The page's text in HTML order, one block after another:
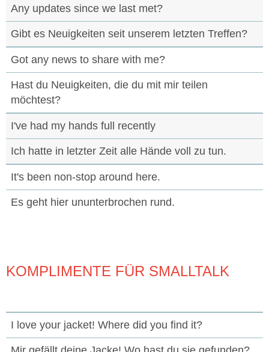
Any updates since we last met?
Gibt es Neuigkeiten seit unserem letzten Treffen?
Got any news to share with me?
Hast du Neuigkeiten, die du mit mir teilen
möchtest?
I've had my hands full recently
Ich hatte in letzter Zeit alle Hände voll zu tun.
It's been non-stop around here.
Es geht hier ununterbrochen rund.
KOMPLIMENTE FÜR SMALLTALK
I love your jacket! Where did you find it?